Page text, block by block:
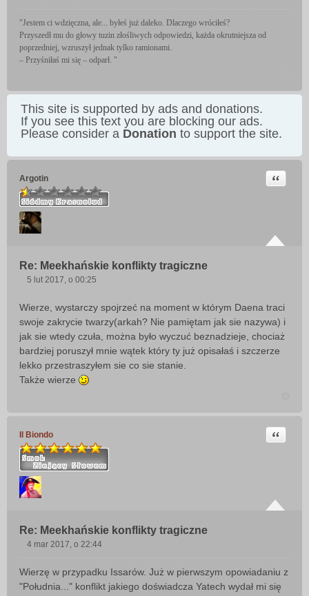
"Jestem ci wdzięczna, ale... byłeś już daleko. Dlaczego wróciłeś?
Przyszedł mu do głowy tuzin złośliwych odpowiedzi, każda okrutniejsza od
poprzedniej, wzruszył jednak tylko ramionami.
– Przyśniłaś mi się – odparł. "
This site is supported by ads and donations.
If you see this text you are blocking our ads.
Please consider a Donation to support the site.
Argotin
Re: Meekhańskie konflikty tragiczne
Cytuj
s
t
5 lut 2017, o 00:25
Wierze, wystarczy spojrzeć na moment w którym Daena traci
swoje zakrycie twarzy(arkah? Nie pamiętam jak sie nazywa) i
jak sie wtedy czuła, można było wyczuć beznadzieje, chociaż
bardziej poruszył mnie wątek który ty już opisałaś i szczerze
lekko przestraszyłem sie co sie stanie.
Także wierze
Il Biondo
Re: Meekhańskie konflikty tragiczne
Cytuj
s
4 mar 2017, o 22:44
Wierzę w przypadku Issarów. Już w pierwszym opowiadaniu z
"Południa..." konflikt jakiego doświadcza Yatech wydał mi się